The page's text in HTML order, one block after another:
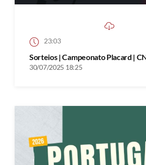
23:03
Sorteios | Campeonato Placard |
30/07/2025 18:25